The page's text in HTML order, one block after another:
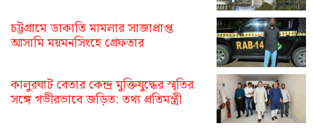
চট্টগ্রামে ডাকাতি মামলার সাজাপ্রাপ্ত
আসামি ময়মনসিংহে গ্রেফতার
কালুরঘাট বেতার কেন্দ্র মুক্তিযুদ্ধের স্মৃতির
সঙ্গে গভীরভাবে জড়িত: তথ্য প্রতিমন্ত্রী